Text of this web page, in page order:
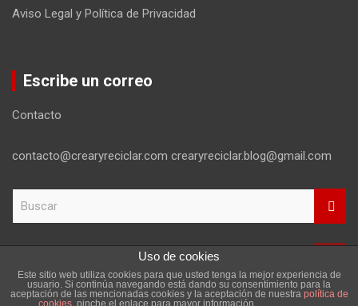
Aviso Legal y Política de Privacidad
Escribe un correo
Contacto
contacto@crearyreciclar.com crearyreciclar.blog@gmail.com
c
Copyright ©2026
Aviso Legal y Política de Privacidad
Uso de cookies
Este sitio web utiliza cookies para que usted tenga la mejor experiencia de
usuario. Si continúa navegando está dando su consentimiento para la
aceptación de las mencionadas cookies y la aceptación de nuestra política de
cookies , pinche el enlace para mayor información.